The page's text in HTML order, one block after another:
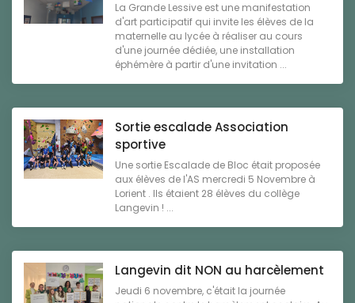
La Grande Lessive est une manifestation
d'art participatif qui invite les élèves de la
maternelle au lycée à réaliser au cours
d'une journée dédiée, une installation
éphémère à partir d'une invitation ...
Sortie escalade Association
sportive
Une sortie Escalade de Bloc était proposée
aux élèves de l'AS mercredi 5 Novembre à
Lorient . Ils étaient 28 élèves du collège
Langevin ! ...
Langevin dit NON au harcèlement
Jeudi 6 novembre, c'était la journée